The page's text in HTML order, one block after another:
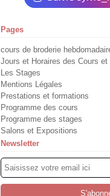
Pages
cours de broderie
Jours et Horaires des Cours et
Les Stages
Mentions Légales
Prestations et formations
Programme des cours
Programme des stages
Salons et Expositions
Newsletter